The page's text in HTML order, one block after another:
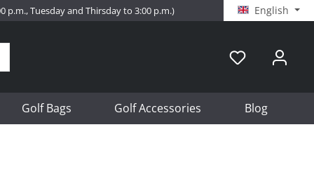
p.m., Tuesday and Thirsday to 3:00 p.m.) English
Golf Bags Golf Accessories Blog